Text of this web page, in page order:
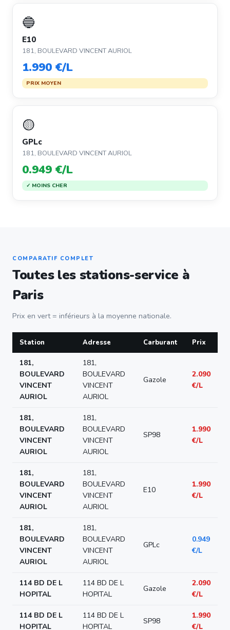
🔵
E10
181, BOULEVARD VINCENT AURIOL
1.990 €/L
PRIX MOYEN
🟡
GPLc
181, BOULEVARD VINCENT AURIOL
0.949 €/L
✓ MOINS CHER
COMPARATIF COMPLET
Toutes les stations-service à
Paris
Prix en vert = inférieurs à la moyenne nationale.
Station Adresse Carburant Prix
181,
BOULEVARD
VINCENT
AURIOL
181,
BOULEVARD
VINCENT
AURIOL
Gazole
2.090
€/L
181,
BOULEVARD
VINCENT
AURIOL
181,
BOULEVARD
VINCENT
AURIOL
SP98
1.990
€/L
181,
BOULEVARD
VINCENT
AURIOL
181,
BOULEVARD
VINCENT
AURIOL
E10
1.990
€/L
181,
BOULEVARD
VINCENT
AURIOL
181,
BOULEVARD
VINCENT
AURIOL
GPLc
0.949
€/L
114 BD DE L
HOPITAL
114 BD DE L
HOPITAL
Gazole
2.090
€/L
114 BD DE L
HOPITAL
114 BD DE L
HOPITAL
SP98
1.990
€/L